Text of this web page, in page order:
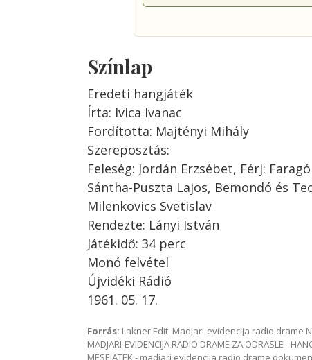
Színlap
Eredeti hangjáték
Írta: Ivica Ivanac
Fordította: Majtényi Mihály
Szereposztás:
Feleség: Jordán Erzsébet, Férj:
Sántha-Puszta Lajos, Bemondó és
Milenkovics Svetislav
Rendezte: Lányi István
Játékidő: 34 perc
Monó felvétel
Újvidéki Rádió
1961. 05. 17.
Forrás: Lakner Edit: Madjari-evidencija radio drame
MADJARI-EVIDENCIJA RADIO DRAME ZA ODRASLE -
MESEJATEK - madjari evidencija radio drame